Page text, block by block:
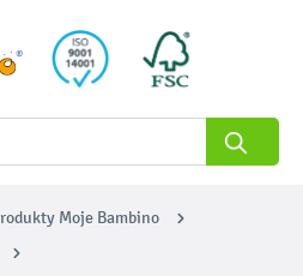
Moje Bambino